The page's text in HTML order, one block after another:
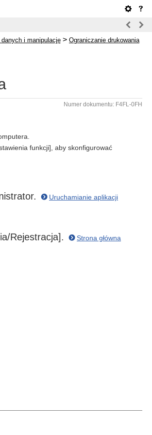
i manipulację > Ograniczanie drukowania
Numer dokumentu: F4FL-0FH
funkcji], aby skonfigurować
Uruchamianie aplikacji
Rejestracja].
Strona główna